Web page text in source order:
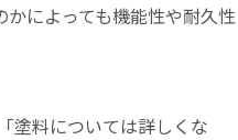
によっても機能性や耐久性
塗料については詳しくな